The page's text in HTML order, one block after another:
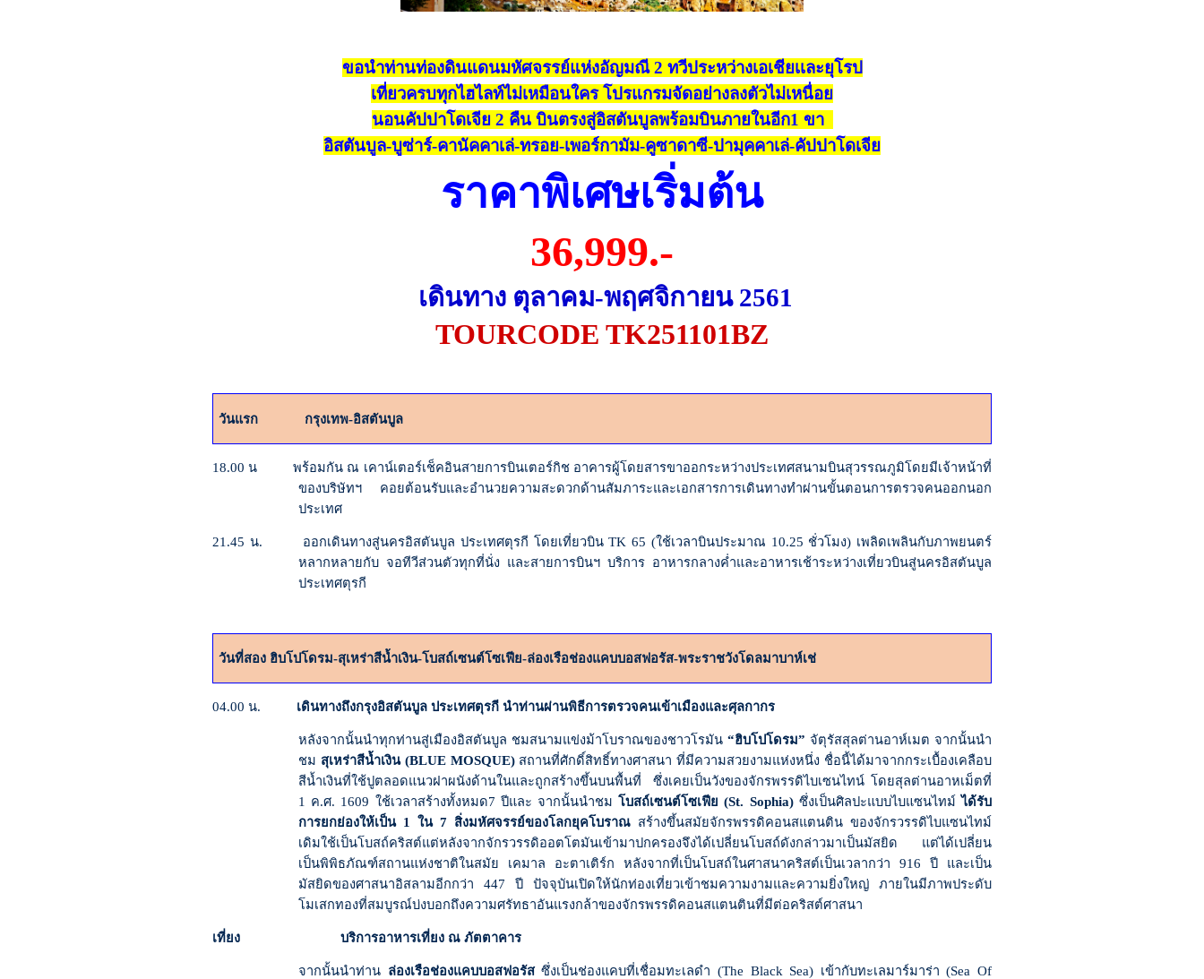
ขอนำท่านท่องดินแดนมหัศจรรย์แห่งอัญมณี 2 ทวีประหว่างเอเชียเเละยุโรป
เที่ยวครบทุกไฮไลท์ไม่เหมือนใคร โปรแกรมจัดอย่างลงตัวไม่เหนื่อย
นอนคัปปาโดเจีย 2 คืน บินตรงสู่อิสตันบูลพร้อมบินภายในอีก1 ขา
อิสตันบูล-บูซ่าร์-คานัคคาเล่-ทรอย-เพอร์กามัม-คูซาดาซี-ปามุคคาเล่-คัปปาโดเจีย
ราคาพิเศษเริ่มต้น
36,999.-
เดินทาง ตุลาคม-พฤศจิกายน 2561
TOURCODE TK251101BZ
วันแรก กรุงเทพ-อิสตันบูล
18.00 น พร้อมกัน ณ เคาน์เตอร์เช็คอินสายการบินเตอร์กิช อาคารผู้โดยสารขาออกระหว่างประเทศสนามบินสุวรรณภูมิโดยมีเจ้าหน้าที่
ของบริษัทฯ คอยต้อนรับและอำนวยความสะดวกด้านสัมภาระและเอกสารการเดินทางทำผ่านขั้นตอนการตรวจคนออกนอก
ประเทศ
21.45 น. ออกเดินทางสู่นครอิสตันบูล ประเทศตุรกี โดยเที่ยวบินTK 65 (ใช้เวลาบินประมาณ 10.25 ชั่วโมง) เพลิดเพลินกับภาพยนตร์
หลากหลายกับ จอทีวีส่วนตัวทุกที่นั่ง และสายการบินฯ บริการ อาหารกลางค่ำและอาหารเช้าระหว่างเที่ยวบินสู่นครอิสตันบูล
ประเทศตุรกี
วันที่สอง ฮิบโปโดรม-สุเหร่าสีน้ำเงิน-โบสถ์เซนต์โซเฟีย-ล่องเรือช่องแคบบอสฟอรัส-พระราชวังโดลมาบาห์เช่
04.00 น. เดินทางถึงกรุงอิสตันบูล ประเทศตุรกี นำท่านผ่านพิธีการตรวจคนเข้าเมืองและศุลกากร
หลังจากนั้นนำทุกท่านสู่เมืองอิสตันบูล ชมสนามแข่งม้าโบราณของชาวโรมัน “ฮิบโปโดรม” จัตุรัสสุลต่านอาห์เมต จากนั้นนำ
ชม สุเหร่าสีน้ำเงิน (BLUE MOSQUE) สถานที่ศักดิ์สิทธิ์ทางศาสนา ที่มีความสวยงามแห่งหนึ่ง ชื่อนี้ได้มาจากกระเบื้องเคลือบ
สีน้ำเงินที่ใช้ปูตลอดแนวฝาผนังด้านในและถูกสร้างขึ้นบนพื้นที่ ซึ่งเคยเป็นวังของจักรพรรดิไบเซนไทน์ โดยสุลต่านอาหเม็ตที่
1
ค.ศ. 1609 ใช้เวลาสร้างทั้งหมด7 ปีและ จากนั้นนำชม โบสถ์เซนต์โซเฟีย (St. Sophia) ซึ่งเป็นศิลปะแบบไบแซนไทม์ ได้รับ
การยกย่องให้เป็น 1 ใน 7 สิ่งมหัศจรรย์ของโลกยุคโบราณ สร้างขึ้นสมัยจักรพรรดิคอนสแตนติน ของจักรวรรดิไบแซนไทม์
เดิมใช้เป็นโบสถ์คริสต์แต่หลังจากจักรวรรดิออตโตมันเข้ามาปกครองจึงได้เปลี่ยนโบสถ์ดังกล่าวมาเป็นมัสยิด แต่ได้เปลี่ยน
เป็นพิพิธภัณฑ์สถานแห่งชาติในสมัย เคมาล อะตาเติร์ก หลังจากที่เป็นโบสถ์ในศาสนาคริสต์เป็นเวลากว่า 916 ปี และเป็น
มัสยิดของศาสนาอิสลามอีกกว่า 447 ปี ปัจจุบันเปิดให้นักท่องเที่ยวเข้าชมความงามและความยิ่งใหญ่ ภายในมีภาพประดับ
โมเสกทองที่สมบูรณ์บ่งบอกถึงความศรัทธาอันแรงกล้าของจักรพรรดิคอนสแตนตินที่มีต่อคริสต์ศาสนา
เที่ยง บริการอาหารเที่ยง ณ ภัตตาคาร
จากนั้นนำท่าน ล่องเรือช่องแคบบอสฟอรัสซึ่งเป็นช่องแคบที่เชื่อมทะเลดำ (The Black Sea) เข้ากับทะเลมาร์มาร่า (Sea Of